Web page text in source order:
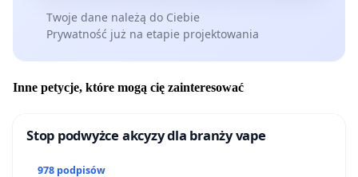
Twoje dane należą do Ciebie
Prywatność już na etapie projektowania
Inne petycje, które mogą cię zainteresować
Stop podwyżce akcyzy dla branży vape
978 podpisów